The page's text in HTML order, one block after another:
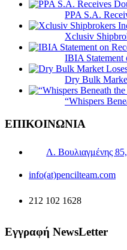
PPA S.A.
Xclusiv
IBIA Statement
Dry Bulk
“Whispers
ΕΠΙΚΟΙΝΩΝΙΑ
Λ. Βουλιαγμένης
info(at)pencilteam.com
212 102 1628
Εγγραφή NewsLetter